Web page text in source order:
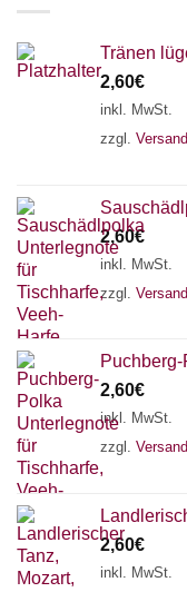
Tränen
2,60€
inkl. MwSt.
zzgl.
2,60€
inkl. MwSt.
zzgl.
2,60€
inkl. MwSt.
zzgl.
2,60€
inkl. MwSt.